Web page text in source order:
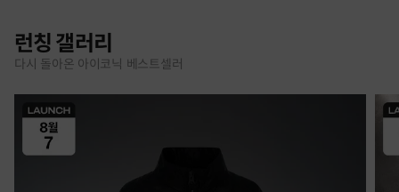
런칭 갤러리
다시 돌아온 아이코닉 베스트셀러